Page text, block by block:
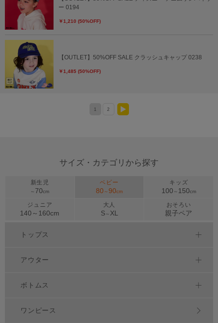
ー 0194
￥1,210 (50%OFF)
【OUTLET】50%OFF SALE クラッシュキャップ 0238
￥1,485 (50%OFF)
1 2
サイズ・カテゴリから探す
新生児
～ 70cm
ベビー
80 ～90cm
キッズ
100 ～ 150cm
ジュニア
140～ 160cm
大人
S～ XL
おそろい
親子ペア
トップス
アウター
ボトムス
ワンピース